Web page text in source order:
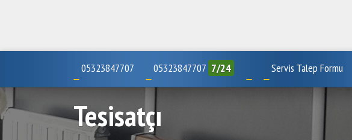
05323847707 05323847707 7/24 Servis Talep Formu
Tesisatçı